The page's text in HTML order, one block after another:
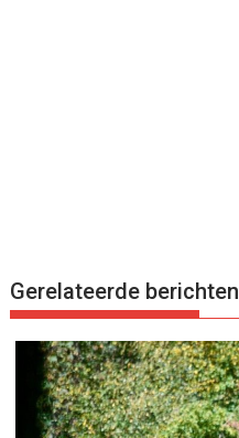
Gerelateerde berichten